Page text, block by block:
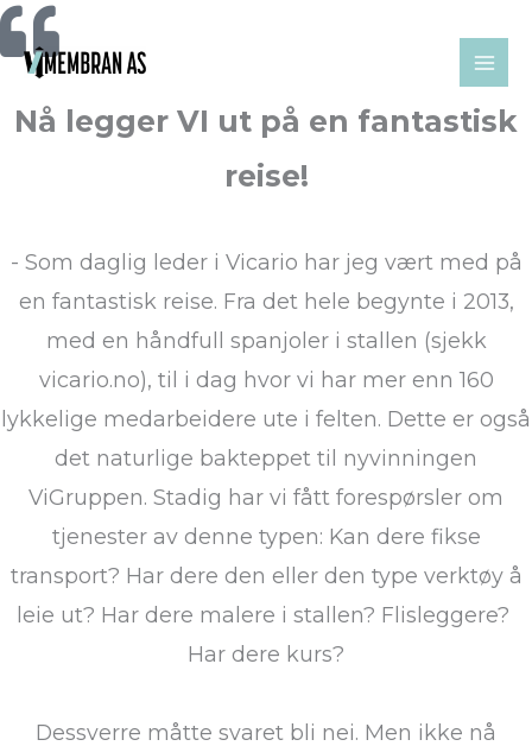
Hopp
innholdet
Nå legger VI ut på en fantastisk
reise!
- Som daglig leder i Vicario har jeg vært med på
en fantastisk reise. Fra det hele begynte i 2013,
med en håndfull spanjoler i stallen (sjekk
vicario.no), til i dag hvor vi har mer enn 160
lykkelige medarbeidere ute i felten. Dette er også
det naturlige bakteppet til nyvinningen
ViGruppen. Stadig har vi fått forespørsler om
tjenester av denne typen: Kan dere fikse
transport? Har dere den eller den type verktøy å
leie ut? Har dere malere i stallen? Flisleggere?
Har dere kurs?
Dessverre måtte svaret bli nei. Men ikke nå